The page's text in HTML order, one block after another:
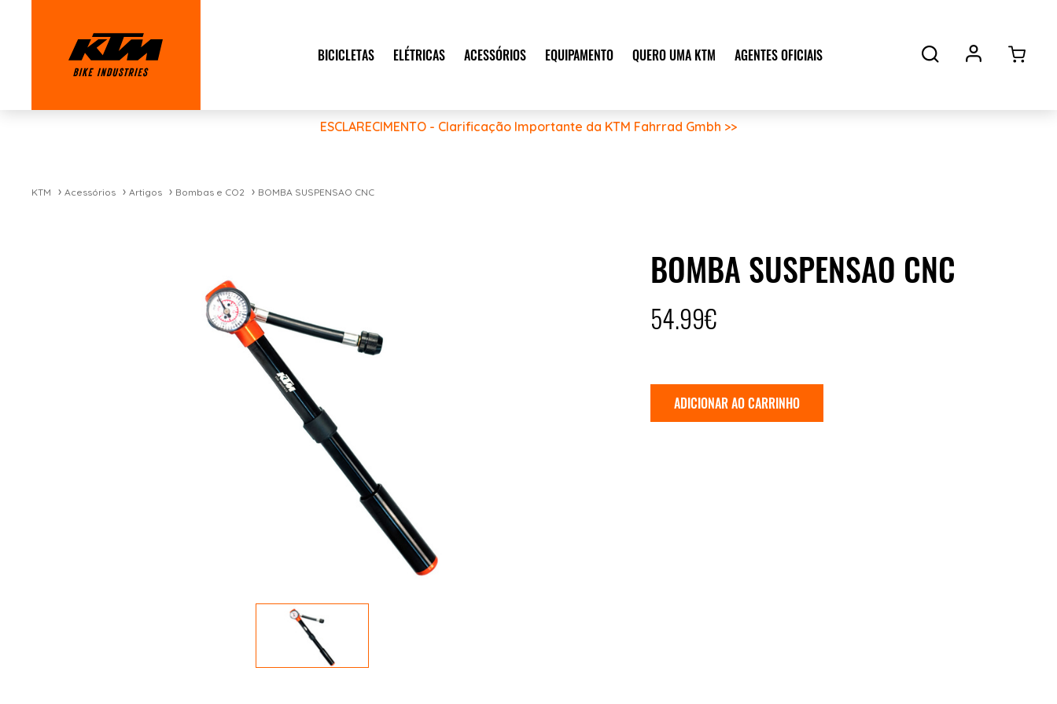
BICICLETAS ELÉTRICAS ACESSÓRIOS EQUIPAMENTO QUERO UMA KTM AGENTES OFICIAIS
ESCLARECIMENTO - Clarificação Importante da KTM Fahrrad Gmbh >>
KTM Acessórios Artigos Bombas e CO2 BOMBA SUSPENSAO CNC
BOMBA SUSPENSAO CNC
54.99€
ADICIONAR AO CARRINHO